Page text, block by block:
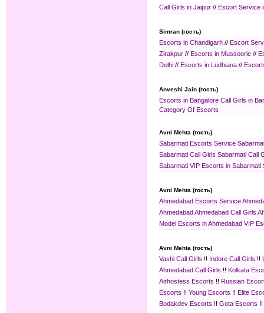
Call Girls in Jaipur // Escort Service
Simran (гость)
Escorts in Chandigarh // Escort
Zirakpur // Escorts in Mussoorie //
Delhi // Escorts in Ludhiana //
Anveshi Jain (гость)
Escorts in Bangalore Call Girls in
Category Of Escorts
Avni Mehta (гость)
Sabarmati Escorts Service
Sabarmati Call Girls Sabarmati Call
Sabarmati VIP Escorts in Sabarmati
Avni Mehta (гость)
Ahmedabad Escorts Service
AhmedabadAhmedabad Call Girls
Model Escorts in Ahmedabad VIP
Avni Mehta (гость)
Vashi Call Girls !! Indore Call Girls !!
Ahmedabad Call Girls !! Kolkata
Airhostess Escorts !! Russian
Escorts !! Young Escorts !! Elite
Bodakdev Escorts !! Gota Escorts !!